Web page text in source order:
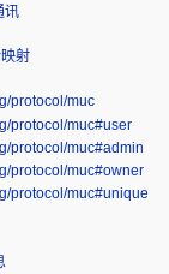
讯
映射
protocol/muc
protocol/muc#user
protocol/muc#admin
protocol/muc#owner
protocol/muc#unique